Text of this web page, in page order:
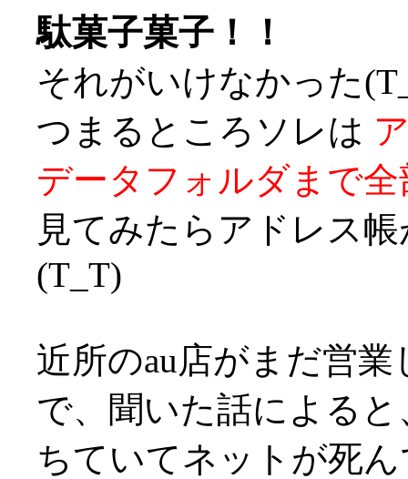
駄菓子菓子！！
それがいけなかった
つまるところソレは
データフォルダまで全
見てみたらアドレス
(T_T)
近所のau店がまだ営
で、聞いた話による
ちていてネットが死